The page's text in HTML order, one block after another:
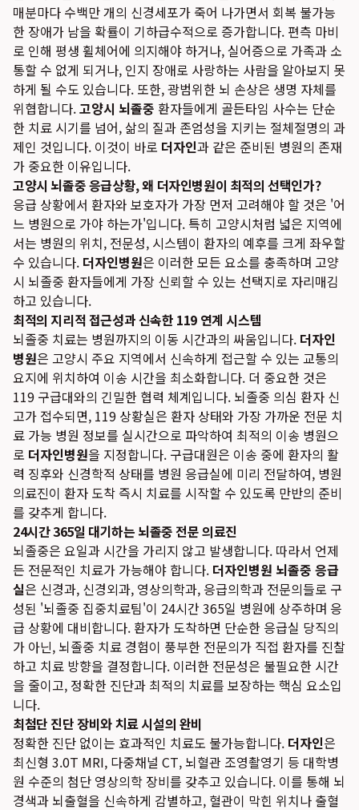
매분마다 수백만 개의 신경세포가 죽어 나가면서 회복 불가능
한 장애가 남을 확률이 기하급수적으로 증가합니다. 편측 마비
로 인해 평생 휠체어에 의지해야 하거나, 실어증으로 가족과 소
통할 수 없게 되거나, 인지 장애로 사랑하는 사람을 알아보지 못
하게 될 수도 있습니다. 또한, 광범위한 뇌 손상은 생명 자체를
위협합니다.고양시 뇌졸중 환자들에게 골든타임 사수는 단순
한 치료 시기를 넘어, 삶의 질과 존엄성을 지키는 절체절명의 과
제인 것입니다. 이것이 바로 더자인과 같은 준비된 병원의 존재
가 중요한 이유입니다.
고양시 뇌졸중 응급상황, 왜 더자인병원이 최적의 선택인가?
응급 상황에서 환자와 보호자가 가장 먼저 고려해야 할 것은 '어
느 병원으로 가야 하는가'입니다. 특히 고양시처럼 넓은 지역에
서는 병원의 위치, 전문성, 시스템이 환자의 예후를 크게 좌우할
수 있습니다. 더자인병원은 이러한 모든 요소를 충족하며 고양
시 뇌졸중 환자들에게 가장 신뢰할 수 있는 선택지로 자리매김
하고 있습니다.
최적의 지리적 접근성과 신속한 119 연계 시스템
뇌졸중 치료는 병원까지의 이동 시간과의 싸움입니다. 더자인
병원은 고양시 주요 지역에서 신속하게 접근할 수 있는 교통의
요지에 위치하여 이송 시간을 최소화합니다. 더 중요한 것은
119 구급대와의 긴밀한 협력 체계입니다. 뇌졸중 의심 환자 신
고가 접수되면, 119 상황실은 환자 상태와 가장 가까운 전문 치
료 가능 병원 정보를 실시간으로 파악하여 최적의 이송 병원으
로 더자인병원을 지정합니다. 구급대원은 이송 중에 환자의 활
력 징후와 신경학적 상태를 병원 응급실에 미리 전달하여, 병원
의료진이 환자 도착 즉시 치료를 시작할 수 있도록 만반의 준비
를 갖추게 합니다.
24시간 365일 대기하는 뇌졸중 전문 의료진
뇌졸중은 요일과 시간을 가리지 않고 발생합니다. 따라서 언제
든 전문적인 치료가 가능해야 합니다. 더자인병원 뇌졸중 응급
실은 신경과, 신경외과, 영상의학과, 응급의학과 전문의들로 구
성된 '뇌졸중 집중치료팀'이 24시간 365일 병원에 상주하며 응
급 상황에 대비합니다. 환자가 도착하면 단순한 응급실 당직의
가 아닌, 뇌졸중 치료 경험이 풍부한 전문의가 직접 환자를 진찰
하고 치료 방향을 결정합니다. 이러한 전문성은 불필요한 시간
을 줄이고, 정확한 진단과 최적의 치료를 보장하는 핵심 요소입
니다.
최첨단 진단 장비와 치료 시설의 완비
정확한 진단 없이는 효과적인 치료도 불가능합니다. 더자인은
최신형 3.0T MRI, 다중채널 CT, 뇌혈관 조영촬영기 등 대학병
원 수준의 첨단 영상의학 장비를 갖추고 있습니다. 이를 통해 뇌
경색과 뇌출혈을 신속하게 감별하고, 혈관이 막힌 위치나 출혈